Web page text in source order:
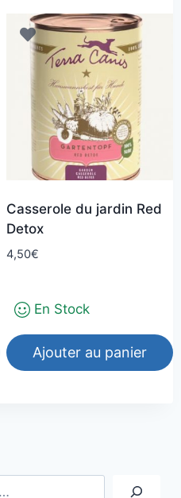
Casserole du jardin Red
Detox
4,50€
En Stock
Ajouter au panier